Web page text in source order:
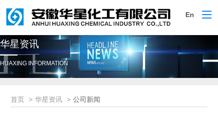
切
航
En
华星资讯
HUAXING INFORMATION
首页 华星资讯 公司新闻